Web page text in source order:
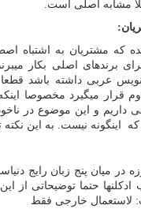
مشابه اصلی است.
که مشتریان به اشتباه
برندهای اصلی بکار
عربی داشته باشد قطعا
قرار میگیرد مخصوصا اینکه
داریم و این موضوع در
اینگونه نیست. به این نکته
در میان پنج زبان رایج
حتما توضیحاتی از
لاستعمال خارجی فقط